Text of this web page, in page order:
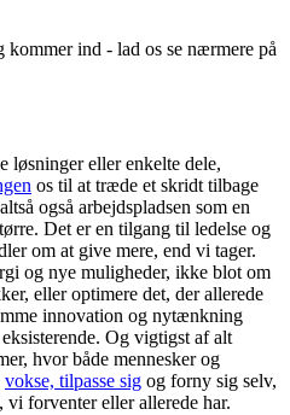
kommer ind - lad os se nærmere på
løsninger eller enkelte dele,
os til at træde et skridt tilbage
også arbejdspladsen som en
Det er en tilgang til ledelse og
om at give mere, end vi tager.
og nye muligheder, ikke blot om
eller optimere det, der allerede
innovation og nytænkning
Og vigtigst af alt
hvor både mennesker og
vokse, tilpasse sig og forny sig selv,
vi forventer eller allerede har.